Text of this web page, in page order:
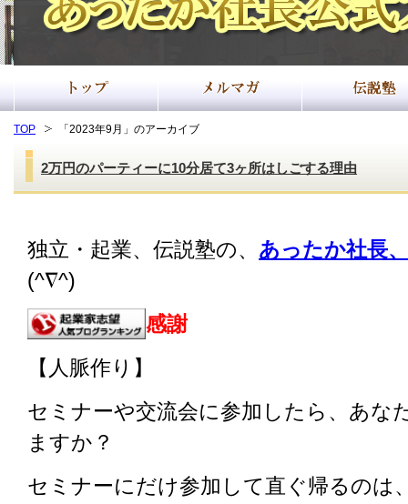
TOP 「2023年9月」のアーカイブ
2万円のパーティーに10分居て3ヶ所はしごする理由
独立・起業、伝説塾の、 あったか社長
(^∇^)
感謝
【人脈作り】
セミナーや交流会に参加したら、あな
ますか？
セミナーにだけ参加して直ぐ帰るのは